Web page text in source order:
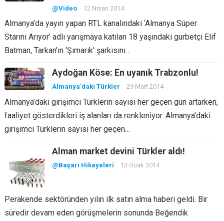
@Video 12 Nisan 2014
Almanya’da yayın yapan RTL kanalındaki ‘Almanya Süper
Starını Arıyor’ adlı yarışmaya katılan 18 yaşındaki gurbetçi Elif
Batman, Tarkan’ın ‘Şımarık’ şarkısını…
Aydoğan Köse: En uyanık Trabzonlu!
Almanya'daki Türkler 29 Mart 2014
Almanya’daki girişimci Türklerin sayısı her geçen gün artarken,
faaliyet gösterdikleri iş alanları da renkleniyor. Almanya’daki
girişimci Türklerin sayısı her geçen…
Alman market devini Türkler aldı!
@Başarı Hikayeleri 13 Ocak 2014
Perakende sektöründen yılın ilk satın alma haberi geldi. Bir
süredir devam eden görüşmelerin sonunda Beğendik